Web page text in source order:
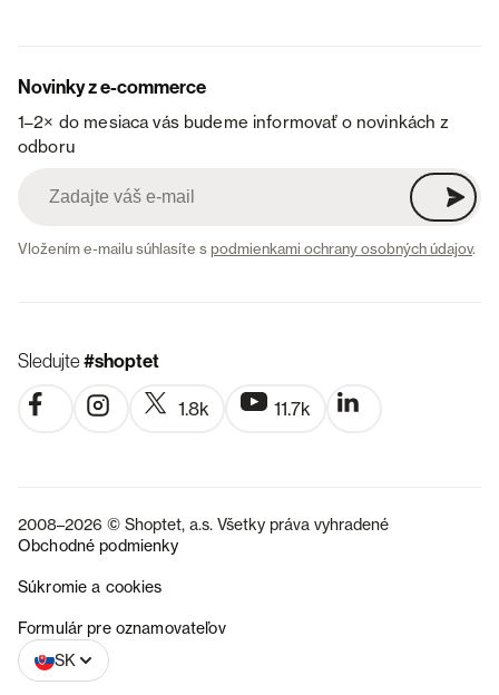
Novinky z e-commerce
1–2× do mesiaca vás budeme informovať o novinkách z
odboru
Vložením e-mailu súhlasíte spodmienkami ochrany osobných údajov.
Sledujte#shoptet
1.8k 11.7k
2008–2026 © Shoptet, a.s. Všetky práva vyhradené
Obchodné podmienky
Súkromie a cookies
Formulár pre oznamovateľov
SK